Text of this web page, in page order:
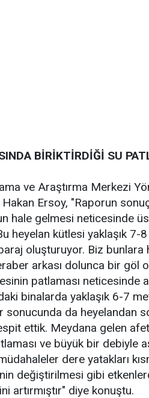
BİRİKTİRDİĞİ SU
ve Araştırma Merkezi
Ersoy, "Raporun
hale gelmesi neticesinde
heyelan kütlesi yaklaşık
oluşturuyor. Biz bunlara
arkası dolunca bir göl
patlaması neticesinde
binalarda yaklaşık 6-7
sonucunda da heyelandan
ettik. Meydana gelen
ve büyük bir debiyle
dere yatakları
değiştirilmesi gibi
artırmıştır" diye konuştu.